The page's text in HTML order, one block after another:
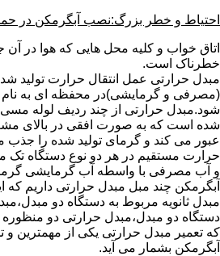
احتیاط و خطر بزرگ:نصب آبگرمکن در
اتاق خواب و کلیه محل هایی که هوا در آن
خطرناک است.
مبدل حرارتی عمل انتقال حرارت تولید
(مصرفی و گرمایشی)در محفظه ای به نام
شود.مبدل حرارتی از چند ردیف لوله
شده است که به صورت افقی در بالای
عبور می کند و گرمای تولید شده را جذب
حرارت مستقیم در هر دو نوع دستگاه
و آب مصرفی با واسطه آب گرمایشی
آبگرمکن چند مبل مبدل حرارتی داریم که
مبدل ثانویه مربوط به دستگاه دو
دستگاه دو مبدل،مبدل حرارتی دو
که تعمیر مبدل حرارتی یکی از مهمترین و
آبگرمکن بشمار می آید.